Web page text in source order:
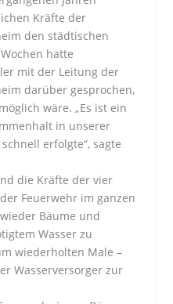
Kräfte der
den städtischen
hatte
mit der Leitung der
darüber gesprochen,
wäre. „Es ist ein
in unserer
erfolgte“, sagte
die Kräfte der vier
Feuerwehr im ganzen
Bäume und
Wasser zu
wiederholten Male –
Wasserversorger zur